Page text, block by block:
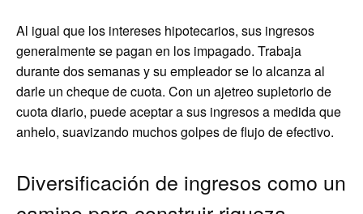
Al igual que los intereses hipotecarios, sus ingresos
generalmente se pagan en los impagado. Trabaja
durante dos semanas y su empleador se lo alcanza al
darle un cheque de cuota. Con un ajetreo supletorio de
cuota diario, puede aceptar a sus ingresos a medida que
anhelo, suavizando muchos golpes de flujo de efectivo.
Diversificación de ingresos como un